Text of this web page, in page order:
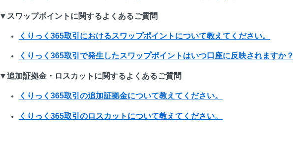
▼スワップポイントに関するよくあるご質問
くりっく365取引におけるスワップポイントについて教えてください。
くりっく365取引で発生したスワップポイントはいつ口座に反映されますか？
▼追加証拠金・ロスカットに関するよくあるご質問
くりっく365取引の追加証拠金について教えてください。
くりっく365取引のロスカットについて教えてください。